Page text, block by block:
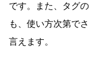
です。また、タグ
も、使い方次第で
言えます。